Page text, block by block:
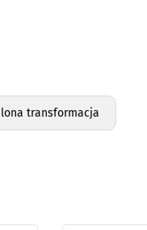
transformacja